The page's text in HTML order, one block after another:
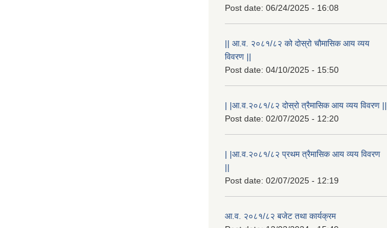
Post date: 06/24/2025 - 16:08
|| आ.व. २०८१/८२ को दोस्रो चौमासिक आय व्यय
विवरण ||
Post date: 04/10/2025 - 15:50
| |आ.व.२०८१/८२ दोस्रो त्रैमासिक आय व्यय विवरण ||
Post date: 02/07/2025 - 12:20
| |आ.व.२०८१/८२ प्रथम त्रैमासिक आय व्यय विवरण
||
Post date: 02/07/2025 - 12:19
आ.व. २०८१/८२ बजेट तथा कार्यक्रम